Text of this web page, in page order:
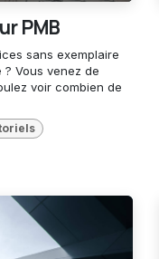
PMB
sans exemplaire
Vous venez de
voir combien de